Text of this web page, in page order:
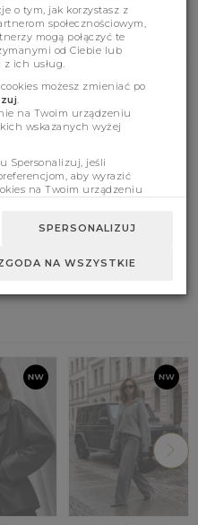
(0)
o tym, jak korzystasz z
społecznościowym,
mogą połączyć te
od Ciebie lub
ich usług.
możesz zmieniać po
.
na Twoim urządzeniu
wskazanych wyżej
Spersonalizuj, jeśli
aby wyrazić
na Twoim urządzeniu
SPERSONALIZUJ
NA WSZYSTKIE